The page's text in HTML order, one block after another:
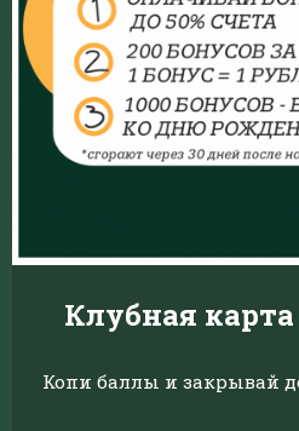
Клубная
Копи баллы и закрывай